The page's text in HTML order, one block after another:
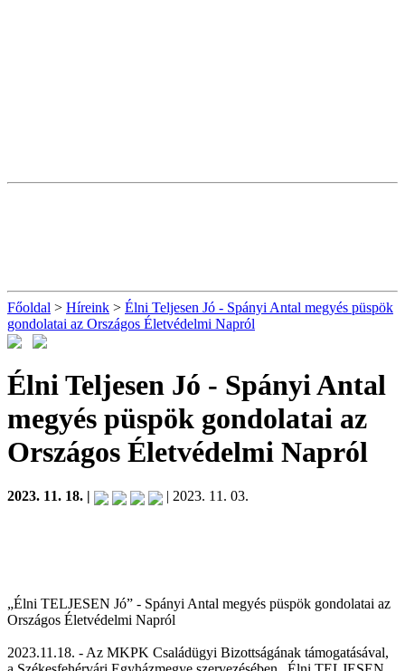
Főoldal > Híreink > Élni Teljesen Jó - Spányi Antal megyés püspök
gondolatai az Országos Életvédelmi Napról
Élni Teljesen Jó - Spányi Antal
megyés püspök gondolatai az
Országos Életvédelmi Napról
2023. 11. 18. | | 2023. 11. 03.
„Élni TELJESEN Jó” - Spányi Antal megyés püspök gondolatai az
Országos Életvédelmi Napról
2023.11.18. - Az MKPK Családügyi Bizottságának támogatásával,